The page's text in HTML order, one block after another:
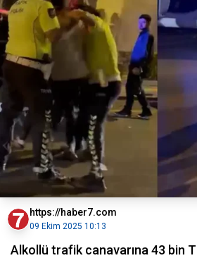
https://haber7.com
09 Ekim 2025 10:13
Alkollü trafik canavarına 43 bin